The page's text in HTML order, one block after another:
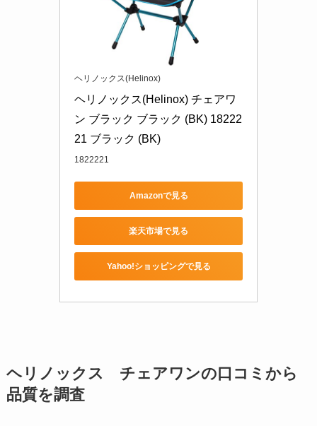
ヘリノックス(Helinox)
ヘリノックス(Helinox) チェアワ
ン ブラック ブラック (BK) 18222
21 ブラック (BK)
1822221
Amazonで見る
楽天市場で見る
Yahoo!ショッピングで見る
ヘリノックス チェアワンの口コミから
品質を調査